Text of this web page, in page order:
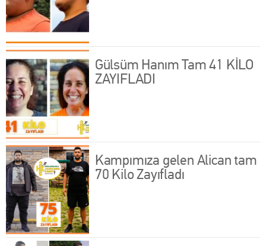
Gülsüm Hanım Tam 41 KİLO
ZAYIFLADI
Kampımıza gelen Alican tam
70 Kilo Zayıfladı